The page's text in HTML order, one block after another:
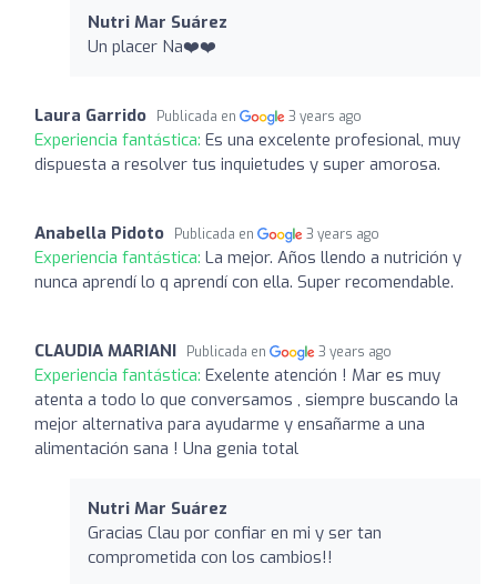
Nutri Mar Suárez ️
Un placer Na❤️❤️
Laura Garrido Publicada en 3 years ago
Experiencia fantástica: Es una excelente profesional, muy
dispuesta a resolver tus inquietudes y super amorosa.
Anabella Pidoto Publicada en 3 years ago
Experiencia fantástica: La mejor. Años llendo a nutrición y
nunca aprendí lo q aprendí con ella. Super recomendable.
CLAUDIA MARIANI Publicada en 3 years ago
Experiencia fantástica: Exelente atención ! Mar es muy
atenta a todo lo que conversamos , siempre buscando la
mejor alternativa para ayudarme y ensañarme a una
alimentación sana ! Una genia total
Nutri Mar Suárez ️
Gracias Clau por confiar en mi y ser tan
comprometida con los cambios!!